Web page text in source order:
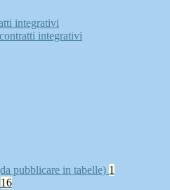
integrativi
integrativi
pubblicare in tabelle) 1
16